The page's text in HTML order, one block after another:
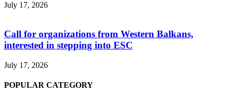
July 17, 2026
Call for organizations from Western Balkans,
interested in stepping into ESC
July 17, 2026
POPULAR CATEGORY